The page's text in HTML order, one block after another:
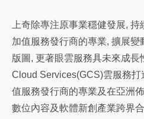
上奇除專注原事業穩健發展,
加值服務發行商的專業, 擴展變
版圖, 更著眼雲服務具未來成長
Cloud Services(GCS)雲服務
值服務發行商的專業及在亞洲
數位內容及軟體新創產業跨界